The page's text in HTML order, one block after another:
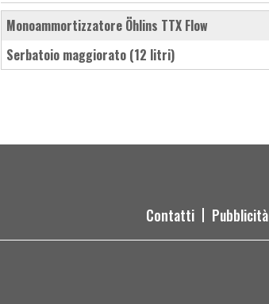
monoammortizzatore Öhlins TTX Flow
serbatoio maggiorato (12 litri)
Contatti Pubblicità